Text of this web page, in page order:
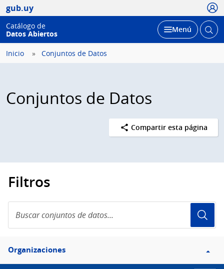
gub.uy
Catálogo de
Datos Abiertos
Desplegar
Menú Abrir
Inicio Conjuntos de Datos
Conjuntos de Datos
Compartir esta página
Filtros
conjuntos
de
Filtro
Organizaciones
Organizaciones